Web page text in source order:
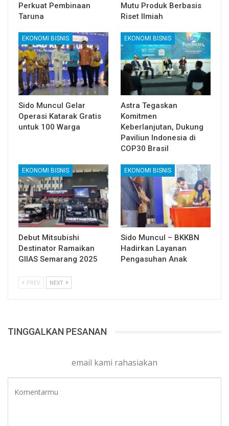
Perkuat Pembinaan
Taruna
Mutu Produk Berbasis
Riset Ilmiah
EKONOMI BISNIS
Sido Muncul Gelar
Operasi Katarak Gratis
untuk 100 Warga
EKONOMI BISNIS
Astra Tegaskan
Komitmen
Keberlanjutan, Dukung
Paviliun Indonesia di
COP30 Brasil
EKONOMI BISNIS
Debut Mitsubishi
Destinator Ramaikan
GIIAS Semarang 2025
EKONOMI BISNIS
Sido Muncul – BKKBN
Hadirkan Layanan
Pengasuhan Anak
PREV NEXT
TINGGALKAN PESANAN
email kami rahasiakan